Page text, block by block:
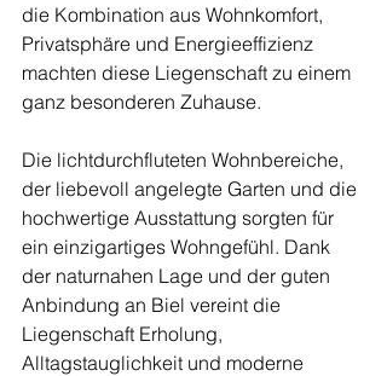
die Kombination aus Wohnkomfort,
Privatsphäre und Energieeffizienz
machten diese Liegenschaft zu einem
ganz besonderen Zuhause.
Die lichtdurchfluteten Wohnbereiche,
der liebevoll angelegte Garten und die
hochwertige Ausstattung sorgten für
ein einzigartiges Wohngefühl. Dank
der naturnahen Lage und der guten
Anbindung an Biel vereint die
Liegenschaft Erholung,
Alltagstauglichkeit und moderne